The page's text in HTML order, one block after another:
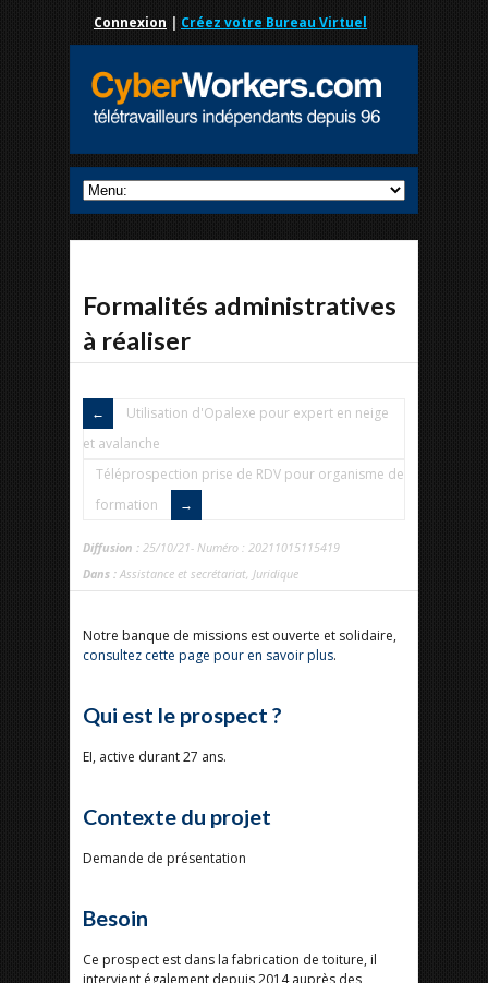
Connexion | Créez votre Bureau Virtuel
Formalités administratives
à réaliser
Utilisation d'Opalexe pour expert en neige
et avalanche
Téléprospection prise de RDV pour organisme de
formation
Diffusion : 25/10/21- Numéro : 20211015115419
Dans : Assistance et secrétariat, Juridique
Notre banque de missions est ouverte et solidaire,
consultez cette page pour en savoir plus.
Qui est le prospect ?
EI, active durant 27 ans.
Contexte du projet
Demande de présentation
Besoin
Ce prospect est dans la fabrication de toiture, il
intervient également depuis 2014 auprès des